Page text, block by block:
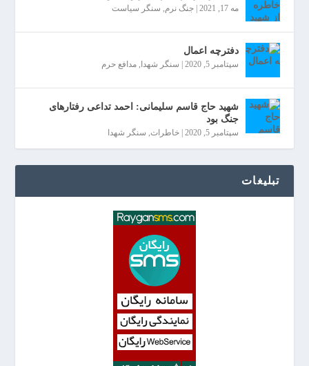
مه 17, 2021 |جنگ نرم, سنگر سیاست
دفترچه اعمال
سپتامبر 5, 2020 سنگر شهدا ,مدافع حرم
شهید حاج قاسم سلیمانی: احمد تداعی رفتارهای
جنگ بود
سپتامبر 5, 2020 |خاطرات, سنگر شهدا
تبلیغات